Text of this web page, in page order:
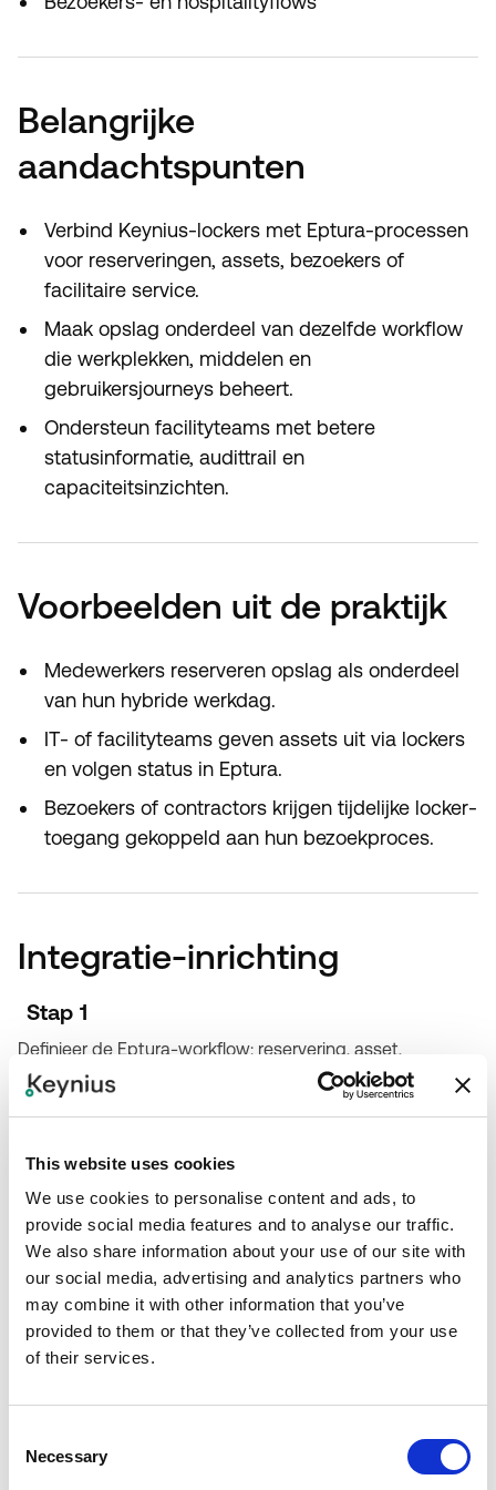
This website uses cookies
We use cookies to personalise content and ads, to
provide social media features and to analyse our traffic.
We also share information about your use of our site with
our social media, advertising and analytics partners who
may combine it with other information that you’ve
provided to them or that they’ve collected from your use
of their services.
Selection
Necessary
Belangrijke
aandachtspunten
Verbind Keynius-lockers met Eptura-processen
voor reserveringen, assets, bezoekers of
facilitaire service.
Maak opslag onderdeel van dezelfde workflow
die werkplekken, middelen en
gebruikersjourneys beheert.
Ondersteun facilityteams met betere
statusinformatie, audittrail en
capaciteitsinzichten.
Voorbeelden uit de praktijk
Medewerkers reserveren opslag als onderdeel
van hun hybride werkdag.
IT- of facilityteams geven assets uit via lockers
en volgen status in Eptura.
Bezoekers of contractors krijgen tijdelijke locker-
toegang gekoppeld aan hun bezoekproces.
Integratie-inrichting
Stap 1
Definieer de Eptura-workflow: reservering, asset,
bezoeker, facility request of combinatie.
Map gebruikers, resources, assets, locaties, lockerbanken
en statussen.
Stap 3
Configureer Keynius-integratiecredentials, notificaties en
eventmapping.
Stap 4
Test reserveren, toewijzen, openen, ophalen, retourneren,